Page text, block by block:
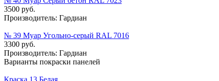
3500 руб.
Производитель: Гардиан
№ 39 Муар Угольно-серый RAL 7016
3300 руб.
Производитель: Гардиан
Варианты покраски панелей